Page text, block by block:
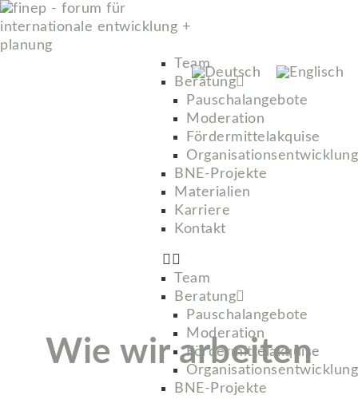
Team
Beratung
Pauschalangebote
Moderation
Fördermittelakquise
Organisationsentwicklung
BNE-Projekte
Materialien
Karriere
Kontakt
Team
Beratung
Pauschalangebote
Moderation
Fördermittelakquise
Organisationsentwicklung
BNE-Projekte
bne-projekte
Wie wir arbeiten